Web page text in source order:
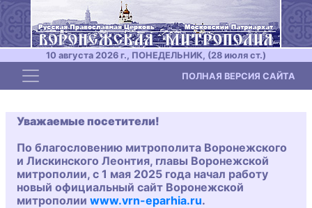
10 августа 2026 г., ПОНЕДЕЛЬНИК, (28 июля ст.)
Toggle navigation ПОЛНАЯ ВЕРСИЯ САЙТА
Уважаемые посетители!
По благословению митрополита Воронежского
и Лискинского Леонтия, главы Воронежской
митрополии, с 1 мая 2025 года начал работу
новый официальный сайт Воронежской
митрополии www.vrn-eparhia.ru.